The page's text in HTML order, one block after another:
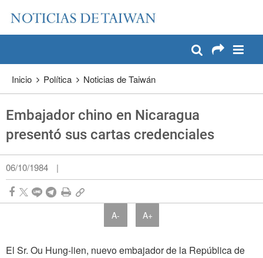
Pase a contenido principal
Inicio Política Noticias de Taiwán
Embajador chino en Nicaragua
presentó sus cartas credenciales
06/10/1984 |
A- A+
El Sr. Ou Hung-lien, nuevo embajador de la República de